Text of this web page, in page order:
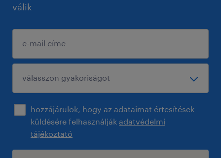
válik
hozzájárulok, hogy az adataimat értesítések
küldésére felhasználják adatvédelmi
tájékoztató